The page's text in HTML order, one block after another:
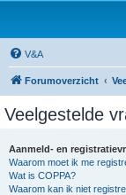
V&A
Forumoverzicht
Veelgestelde
Aanmeld- en
Waarom moet ik me
Wat is COPPA?
Waarom kan ik niet